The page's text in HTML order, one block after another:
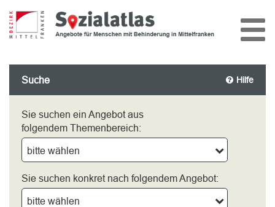
Suche Hilfe
Sie suchen ein Angebot aus
folgendem Themenbereich:
bitte wählen
Sie suchen konkret nach folgendem Angebot:
bitte wählen